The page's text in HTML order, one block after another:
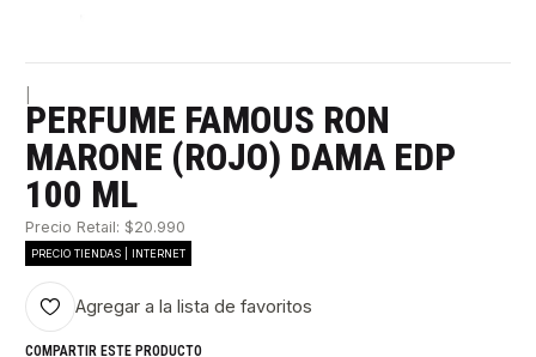
PERFUME FAMOUS RON
MARONE (ROJO) DAMA EDP
100 ML
Precio Retail: $20.990
PRECIO TIENDAS | INTERNET
Agregar a la lista de favoritos
COMPARTIR ESTE PRODUCTO